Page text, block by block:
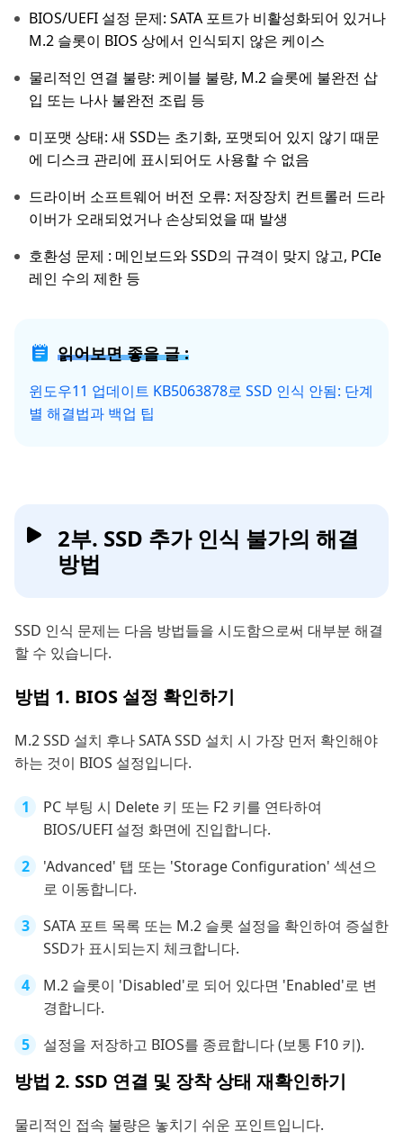
BIOS/UEFI 설정 문제: SATA 포트가 비활성화되어 있거나
M.2 슬롯이 BIOS 상에서 인식되지 않은 케이스
물리적인 연결 불량: 케이블 불량, M.2 슬롯에 불완전 삽
입 또는 나사 불완전 조립 등
미포맷 상태: 새 SSD는 초기화, 포맷되어 있지 않기 때문
에 디스크 관리에 표시되어도 사용할 수 없음
드라이버 소프트웨어 버전 오류: 저장장치 컨트롤러 드라
이버가 오래되었거나 손상되었을 때 발생
호환성 문제 : 메인보드와 SSD의 규격이 맞지 않고, PCIe
레인 수의 제한 등
읽어보면 좋을 글 :
윈도우11 업데이트 KB5063878로 SSD 인식 안됨: 단계
별 해결법과 백업 팁
2부. SSD 추가 인식 불가의 해결
방법
SSD 인식 문제는 다음 방법들을 시도함으로써 대부분 해결
할 수 있습니다.
방법 1. BIOS 설정 확인하기
M.2 SSD 설치 후나 SATA SSD 설치 시 가장 먼저 확인해야
하는 것이 BIOS 설정입니다.
PC 부팅 시 Delete 키 또는 F2 키를 연타하여
BIOS/UEFI 설정 화면에 진입합니다.
'Advanced' 탭 또는 'Storage Configuration' 섹션으
로 이동합니다.
SATA 포트 목록 또는 M.2 슬롯 설정을 확인하여 증설한
SSD가 표시되는지 체크합니다.
M.2 슬롯이 'Disabled'로 되어 있다면 'Enabled'로 변
경합니다.
설정을 저장하고 BIOS를 종료합니다 (보통 F10 키).
방법 2. SSD 연결 및 장착 상태 재확인하기
물리적인 접속 불량은 놓치기 쉬운 포인트입니다.